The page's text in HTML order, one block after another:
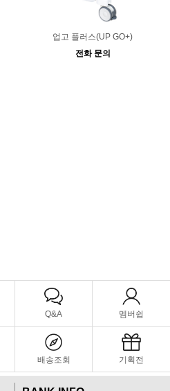
업고 플러스(UP GO+)
전화 문의
Q&A 멤버쉽
배송조회 기획전